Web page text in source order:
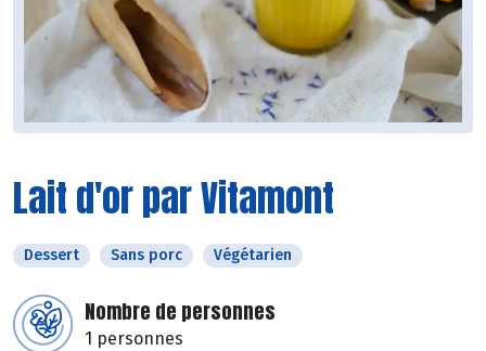
Lait d'or par Vitamont
Dessert Sans porc Végétarien
Nombre de personnes
1 personnes